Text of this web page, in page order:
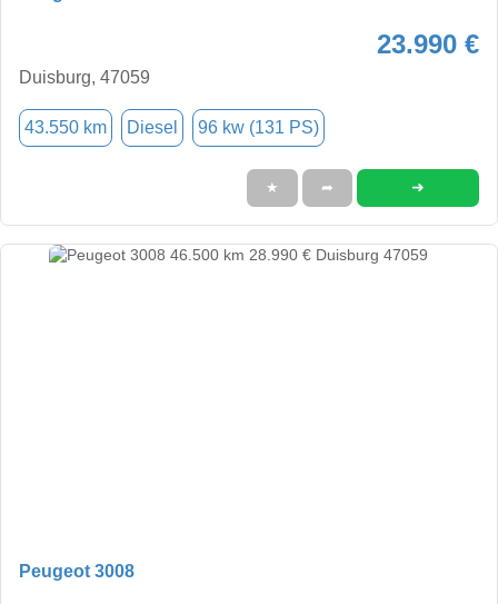
23.990 €
Duisburg, 47059
43.550 km Diesel 96 kw (131 PS)
★ ➦ ➜
Peugeot 3008